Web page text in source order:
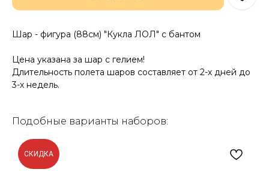
Шар - фигура (88см) "Кукла ЛОЛ" с бантом
Цена указана за шар с гелием!
Длительность полета шаров составляет от 2-х дней до
3-х недель.
Подобные варианты наборов:
СКИДКА